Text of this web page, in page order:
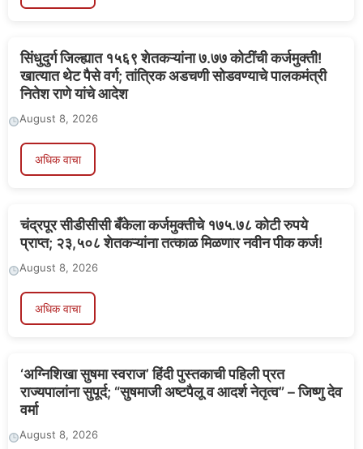
सिंधुदुर्ग जिल्ह्यात १५६९ शेतकऱ्यांना ७.७७ कोटींची कर्जमुक्ती!
खात्यात थेट पैसे वर्ग; तांत्रिक अडचणी सोडवण्याचे पालकमंत्री
नितेश राणे यांचे आदेश
August 8, 2026
अधिक वाचा
चंद्रपूर सीडीसीसी बँकेला कर्जमुक्तीचे १७५.७८ कोटी रुपये
प्राप्त; २३,५०८ शेतकऱ्यांना तत्काळ मिळणार नवीन पीक कर्ज!
August 8, 2026
अधिक वाचा
‘अग्निशिखा सुषमा स्वराज’ हिंदी पुस्तकाची पहिली प्रत
राज्यपालांना सुपूर्द; “सुषमाजी अष्टपैलू व आदर्श नेतृत्व” – जिष्णु देव
वर्मा
August 8, 2026